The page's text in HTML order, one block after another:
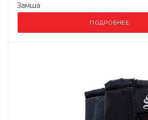
Замша
ПОДРОБНЕЕ